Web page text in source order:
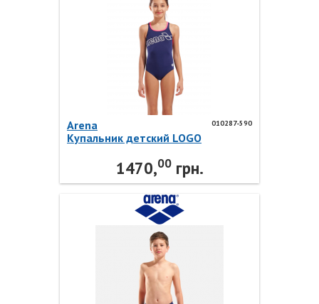
010287-590
Arena
Купальник детский LOGO
1470,00грн.